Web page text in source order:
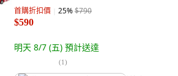
首購折扣價 25%$790
$590
明天 8/7 (五) 預計送達
(1)